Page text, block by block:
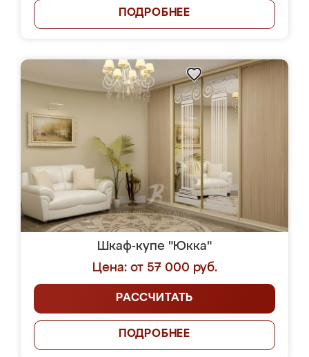
ПОДРОБНЕЕ
Шкаф-купе "Юкка"
Цена: от 57 000 руб.
РАССЧИТАТЬ
ПОДРОБНЕЕ